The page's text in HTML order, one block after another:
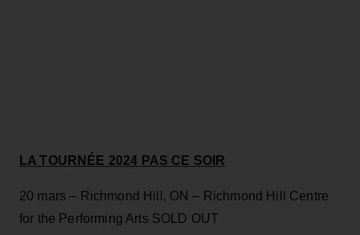
LA TOURNÉE 2024 PAS CE SOIR
20 mars – Richmond Hill, ON – Richmond Hill Centre
for the Performing Arts SOLD OUT